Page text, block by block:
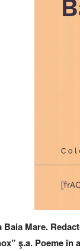
Baia Mare.
ş.a. Poeme